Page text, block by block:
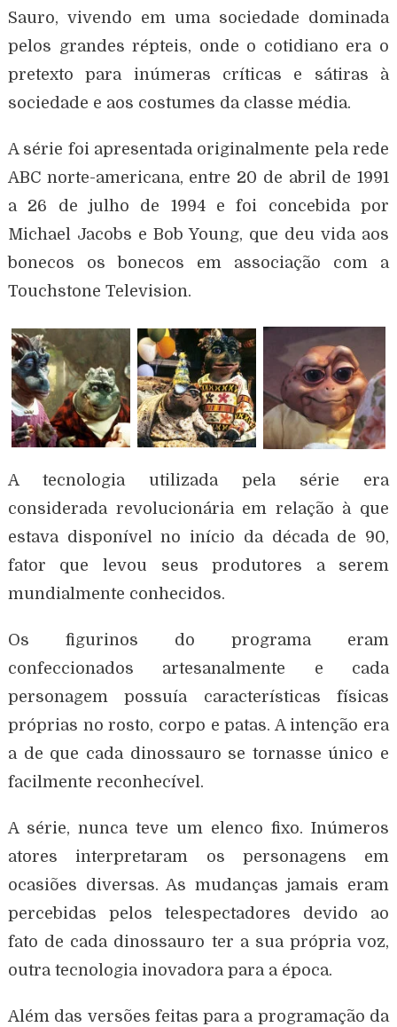
Sauro, vivendo em uma sociedade dominada
pelos grandes répteis, onde o cotidiano era o
pretexto para inúmeras críticas e sátiras à
sociedade e aos costumes da classe média.
A série foi apresentada originalmente pela rede
ABC norte-americana, entre 20 de abril de 1991
a 26 de julho de 1994 e foi concebida por
Michael Jacobs e Bob Young, que deu vida aos
bonecos os bonecos em associação com a
Touchstone Television.
A tecnologia utilizada pela série era
considerada revolucionária em relação à que
estava disponível no início da década de 90,
fator que levou seus produtores a serem
mundialmente conhecidos.
Os figurinos do programa eram
confeccionados artesanalmente e cada
personagem possuía características físicas
próprias no rosto, corpo e patas. A intenção era
a de que cada dinossauro se tornasse único e
facilmente reconhecível.
A série, nunca teve um elenco fixo. Inúmeros
atores interpretaram os personagens em
ocasiões diversas. As mudanças jamais eram
percebidas pelos telespectadores devido ao
fato de cada dinossauro ter a sua própria voz,
outra tecnologia inovadora para a época.
Além das versões feitas para a programação da